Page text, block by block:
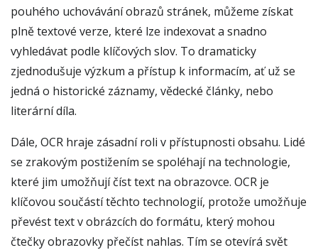
pouhého uchovávání obrazů stránek, můžeme získat
plně textové verze, které lze indexovat a snadno
vyhledávat podle klíčových slov. To dramaticky
zjednodušuje výzkum a přístup k informacím, ať už se
jedná o historické záznamy, vědecké články, nebo
literární díla.
Dále, OCR hraje zásadní roli v přístupnosti obsahu. Lidé
se zrakovým postižením se spoléhají na technologie,
které jim umožňují číst text na obrazovce. OCR je
klíčovou součástí těchto technologií, protože umožňuje
převést text v obrázcích do formátu, který mohou
čtečky obrazovky přečíst nahlas. Tím se otevírá svět